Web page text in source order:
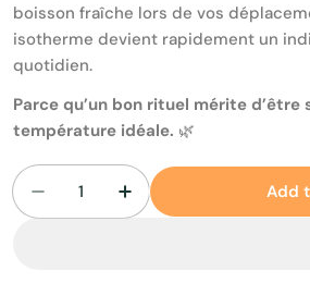
boisson fraîche lors de vos
isotherme devient rapidement un
quotidien.
Parce qu’un bon rituel mérite d’être
température idéale. 🌿
Decrease quantity for Mug
Increase quantity
Add